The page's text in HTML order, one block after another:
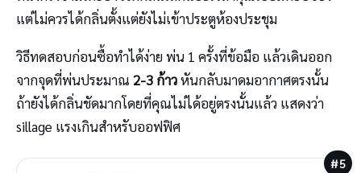
แต่ไม่ควรได้กลิ่นตั้งแต่ยังไม่เข้าประตูห้องประชุม
วิธีทดสอบก่อนซื้อทำได้ง่าย พ่น 1 ครั้งที่ข้อมือ แล้วเดินออก
จากจุดที่พ่นประมาณ 2-3 ก้าวหันกลับมาดมอากาศตรงนั้น
ถ้ายังได้กลิ่นชัดมากโดยที่คุณไม่ได้อยู่ตรงนั้นแล้ว แสดงว่า
sillage แรงเกินสำหรับออฟฟิศ
#5